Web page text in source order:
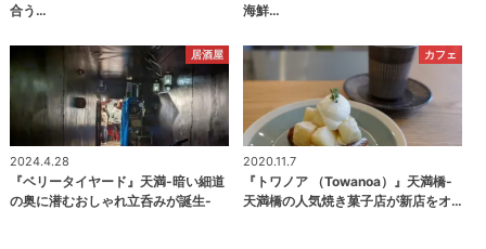
合う…
海鮮…
居酒屋
2024.4.28
『ベリータイヤード』天満-暗い細道
の奥に潜むおしゃれ立呑みが誕生-
カフェ
2020.11.7
『トワノア （Towanoa）』天満橋-
天満橋の人気焼き菓子店が新店をオ…